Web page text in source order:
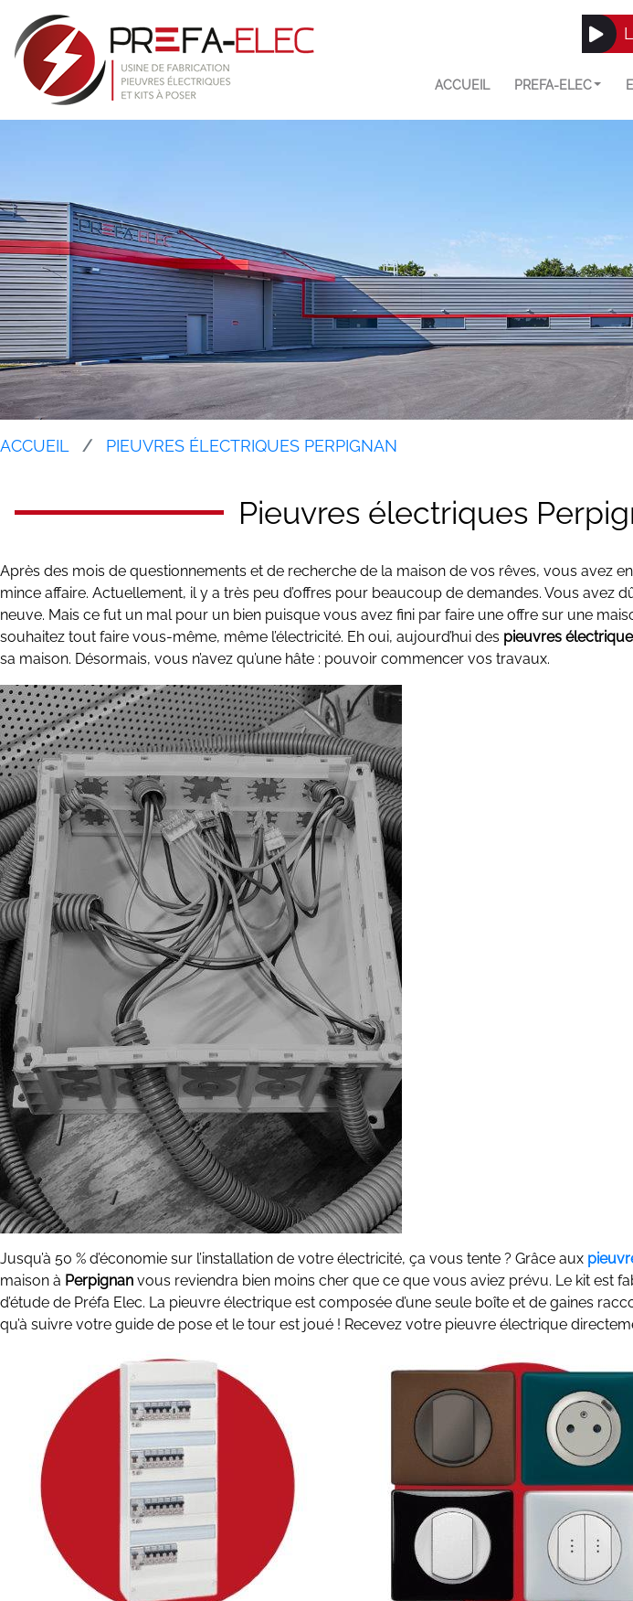
ACCUEIL PREFA-ELEC
ACCUEIL PIEUVRES ÉLECTRIQUES PERPIGNAN
Pieuvres électriques
Après des mois de questionnements et de recherche de la maison de vos rêves, vous avez
mince affaire. Actuellement, il y a très peu d’offres pour beaucoup de demandes. Vous avez
neuve. Mais ce fut un mal pour un bien puisque vous avez fini par faire une offre sur une
souhaitez tout faire vous-même, même l’électricité. Eh oui, aujourd’hui des pieuvres
sa maison. Désormais, vous n’avez qu’une hâte : pouvoir commencer vos travaux.
Jusqu’à 50 % d’économie sur l’installation de votre électricité, ça vous tente ? Grâce aux
maison à Perpignan vous reviendra bien moins cher que ce que vous aviez prévu. Le kit est
d’étude de Préfa Elec. La pieuvre électrique est composée d’une seule boîte et de gaines
qu’à suivre votre guide de pose et le tour est joué ! Recevez votre pieuvre électrique